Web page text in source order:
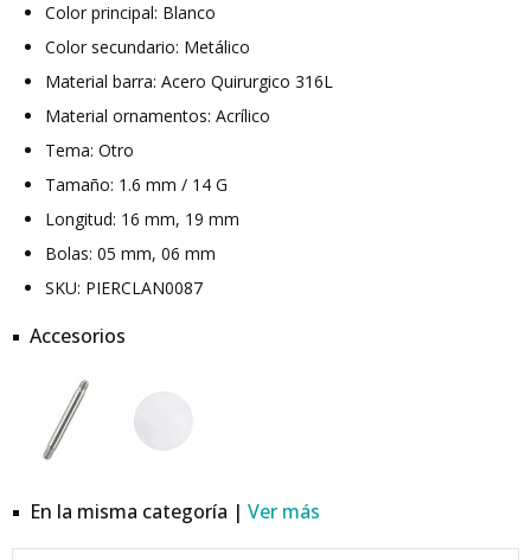
Color principal: Blanco
Color secundario: Metálico
Material barra: Acero Quirurgico 316L
Material ornamentos: Acrílico
Tema: Otro
Tamaño: 1.6 mm / 14 G
Longitud: 16 mm, 19 mm
Bolas: 05 mm, 06 mm
SKU: PIERCLAN0087
Accesorios
En la misma categoría | Ver más